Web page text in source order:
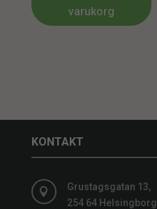
varukorg
KONTAKT

Grustagsgatan 13,
254 64 Helsingborg